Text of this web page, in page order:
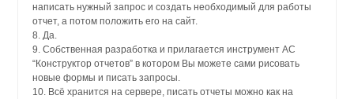
написать нужный запрос и создать необходимый для работы
отчет, а потом положить его на сайт.
8. Да.
9. Собственная разработка и прилагается инструмент АС
“Конструктор отчетов” в котором Вы можете сами рисовать
новые формы и писать запросы.
10. Всё хранится на сервере, писать отчеты можно как на